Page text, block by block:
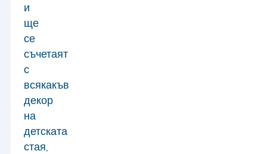
и
ще
се
съчетаят
с
всякакъв
декор
на
детската
стая,